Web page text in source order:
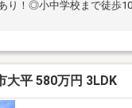
り！◎小中学校まで徒歩
大平 580万円 3LDK